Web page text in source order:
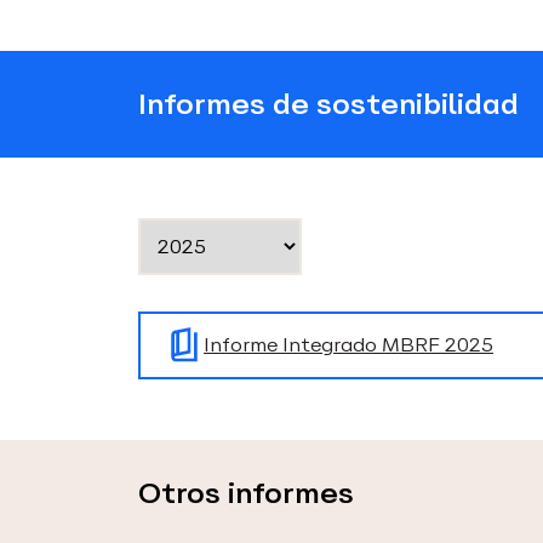
Informes de sostenibilidad
Informe Integrado MBRF 2025
Otros informes